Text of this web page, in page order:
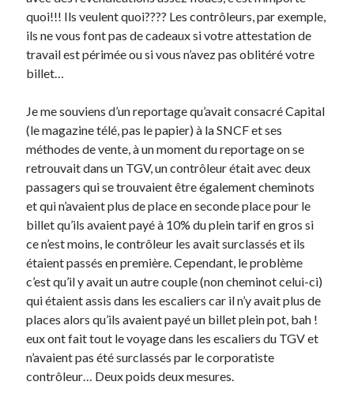
Comment j’ai opéré ma vélorution toute personnelle
Renaud Ducher
Comment j’ai opéré ma vélorution toute
personnelle
A Lyon
Bon plan du dimanche
Coup de coeur
Daddy
Engagé
Geek
Green
Humeur
Lectures
Lyon
Lyon à Livre Ouvert
Mini-monsieur
Non classé
Parole de Follower
quoi!!! Ils veulent quoi???? Les contrôleurs, par exemple,
ils ne vous font pas de cadeaux si votre attestation de
travail est périmée ou si vous n’avez pas oblitéré votre
billet…
Je me souviens d’un reportage qu’avait consacré Capital
(le magazine télé, pas le papier) à la SNCF et ses
méthodes de vente, à un moment du reportage on se
retrouvait dans un TGV, un contrôleur était avec deux
passagers qui se trouvaient être également cheminots
et qui n’avaient plus de place en seconde place pour le
billet qu’ils avaient payé à 10% du plein tarif en gros si
ce n’est moins, le contrôleur les avait surclassés et ils
étaient passés en première. Cependant, le problème
c’est qu’il y avait un autre couple (non cheminot celui-ci)
qui étaient assis dans les escaliers car il n’y avait plus de
places alors qu’ils avaient payé un billet plein pot, bah !
eux ont fait tout le voyage dans les escaliers du TGV et
n’avaient pas été surclassés par le corporatiste
contrôleur… Deux poids deux mesures.